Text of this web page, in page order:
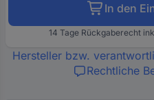
In den
14 Tage Rückgaberecht
Hersteller bzw.
Rechtliche